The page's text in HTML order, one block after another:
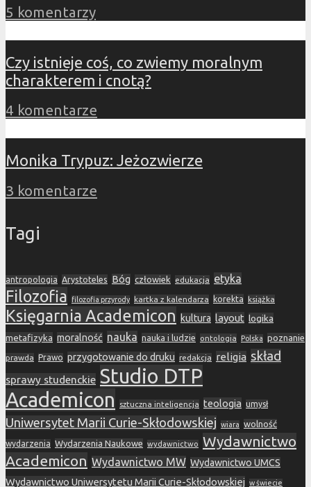
5 komentarzy
Czy istnieje coś, co zwiemy moralnym
charakterem i cnotą?
4 komentarze
Monika Trypuz: Jeżozwierze
3 komentarze
Tagi
antropologia Arystoteles Bóg człowiek edukacja etyka
Filozofia filozofia przyrody kartka z kalendarza korekta książka
Księgarnia Academicon kultura layout logika
metafizyka moralność nauka nauka i ludzie ontologia Polska poznanie
prawda Prawo przygotowanie do druku redakcja religia skład
sprawy studenckie Studio DTP
Academicon
sztuczna inteligencja teologia umysł
Uniwersytet Marii Curie-Skłodowskiej wiara wolność
wydarzenia Wydarzenia Naukowe wydawnictwo Wydawnictwo
Academicon Wydawnictwo MW Wydawnictwo UMCS
Wydawnictwo Uniwersytetu Marii Curie-Skłodowskiej w świecie